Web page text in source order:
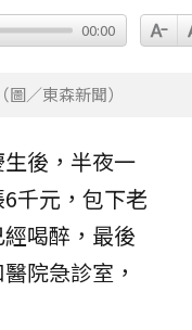
00:00
／東森新聞）
後，半夜一
千元，包下老
喝醉，最後
院急診室 ，